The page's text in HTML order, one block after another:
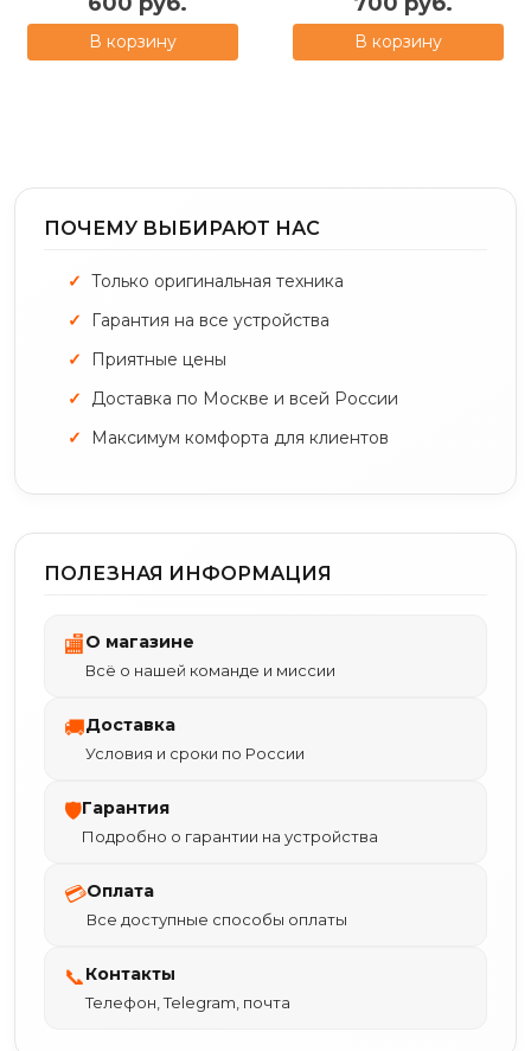
В корзину В корзину
ПОЧЕМУ ВЫБИРАЮТ НАС
Только оригинальная техника
Гарантия на все устройства
Приятные цены
Доставка по Москве и всей России
Максимум комфорта для клиентов
ПОЛЕЗНАЯ ИНФОРМАЦИЯ
🏬О магазине
Всё о нашей команде и миссии
🚚Доставка
Условия и сроки по России
🛡Гарантия
Подробно о гарантии на устройства
💳Оплата
Все доступные способы оплаты
📞Контакты
Телефон, Telegram, почта